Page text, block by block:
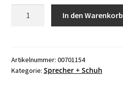
9C-
01
In den Warenkorb
Artikelnummer: 00701154
Kategorie: Sprecher + Schuh